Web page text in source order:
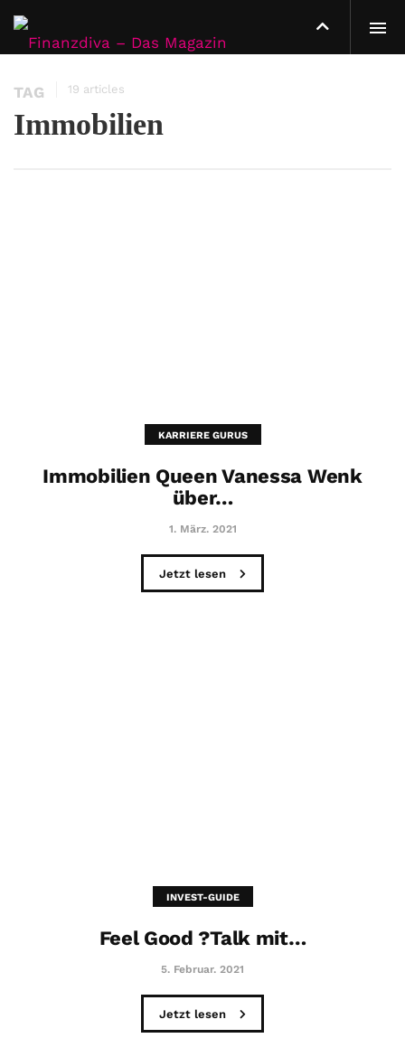
TAG 19 articles
Immobilien
KARRIERE GURUS
Immobilien Queen Vanessa Wenk
über…
1. März. 2021
Jetzt lesen
INVEST-GUIDE
Feel Good ?Talk mit…
5. Februar. 2021
Jetzt lesen